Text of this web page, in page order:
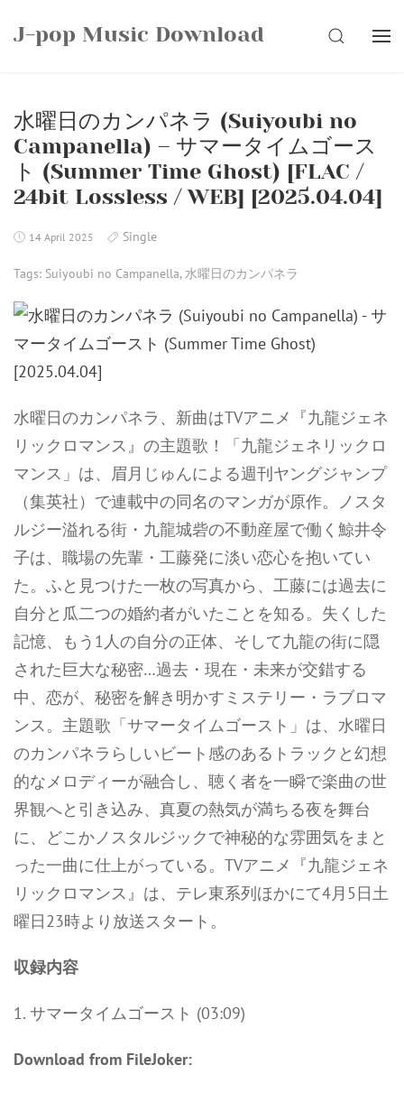
J-pop Music Download SEARCH
水曜日のカンパネラ (Suiyoubi no
Campanella) – サマータイムゴース
ト (Summer Time Ghost) [FLAC /
24bit Lossless / WEB] [2025.04.04]
14 April 2025 Single
Tags: Suiyoubi no Campanella,水曜日のカンパネラ
水曜日のカンパネラ、新曲はTVアニメ『九龍ジェネ
リックロマンス』の主題歌！「九龍ジェネリックロ
マンス」は、眉月じゅんによる週刊ヤングジャンプ
（集英社）で連載中の同名のマンガが原作。ノスタ
ルジー溢れる街・九龍城砦の不動産屋で働く鯨井令
子は、職場の先輩・工藤発に淡い恋心を抱いてい
た。ふと見つけた一枚の写真から、工藤には過去に
自分と瓜二つの婚約者がいたことを知る。失くした
記憶、もう1人の自分の正体、そして九龍の街に隠
された巨大な秘密…過去・現在・未来が交錯する
中、恋が、秘密を解き明かすミステリー・ラブロマ
ンス。主題歌「サマータイムゴースト」は、水曜日
のカンパネラらしいビート感のあるトラックと幻想
的なメロディーが融合し、聴く者を一瞬で楽曲の世
界観へと引き込み、真夏の熱気が満ちる夜を舞台
に、どこかノスタルジックで神秘的な雰囲気をまと
った一曲に仕上がっている。TVアニメ『九龍ジェネ
リックロマンス』は、テレ東系列ほかにて4月5日土
曜日23時より放送スタート。
収録内容
1. サマータイムゴースト (03:09)
Download from FileJoker: